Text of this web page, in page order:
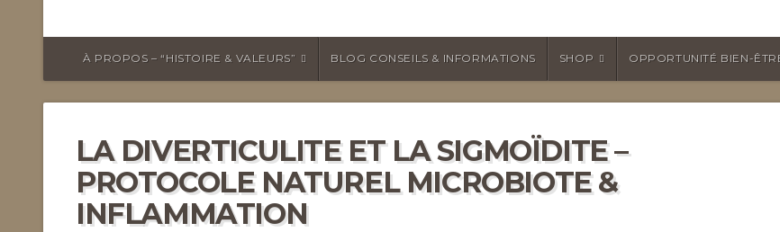
À PROPOS – “HISTOIRE & VALEURS” BLOG CONSEILS & INFORMATIONS SHOP OPPORTUNITÉ BIEN-
LA DIVERTICULITE ET LA SIGMOÏDITE –
PROTOCOLE NATUREL MICROBIOTE &
INFLAMMATION